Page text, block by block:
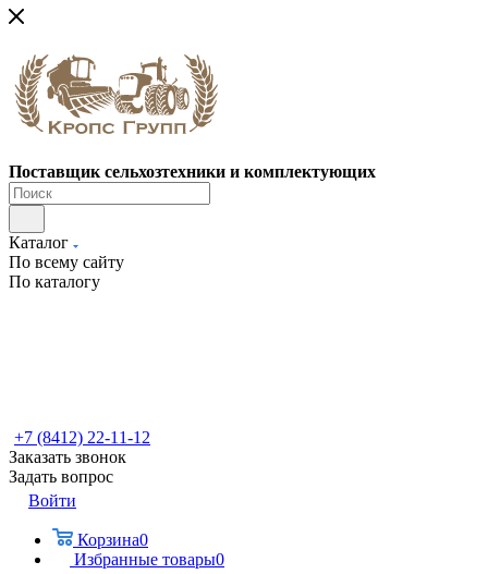
Поставщик сельхозтехники и комплектующих
Каталог
По всему сайту
По каталогу
+7 (8412) 22-11-12
Заказать звонок
Задать вопрос
Войти
Корзина0
Избранные товары0